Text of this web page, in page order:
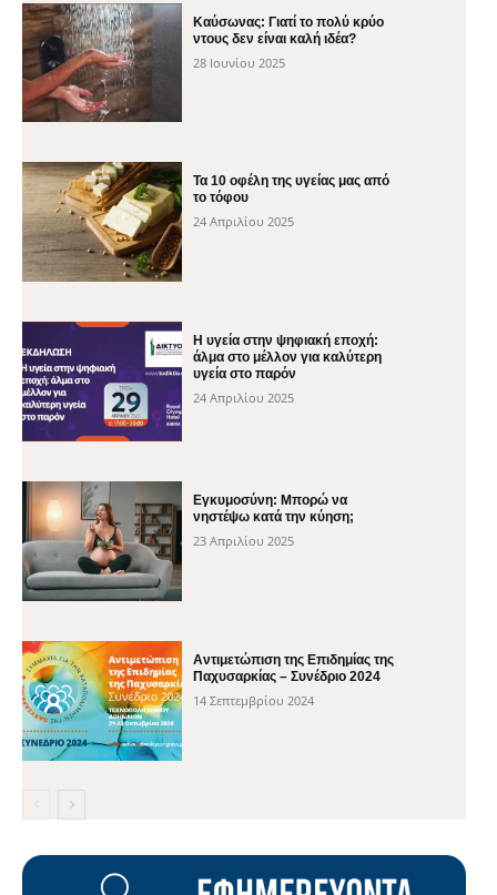
Καύσωνας: Γιατί το πολύ κρύο
ντους δεν είναι καλή ιδέα?
28 Ιουνίου 2025
Τα 10 οφέλη της υγείας μας από
το τόφου
24 Απριλίου 2025
H υγεία στην ψηφιακή εποχή:
άλμα στο μέλλον για καλύτερη
υγεία στο παρόν
24 Απριλίου 2025
Εγκυμοσύνη: Μπορώ να
νηστέψω κατά την κύηση;
23 Απριλίου 2025
Αντιμετώπιση της Επιδημίας της
Παχυσαρκίας – Συνέδριο 2024
14 Σεπτεμβρίου 2024